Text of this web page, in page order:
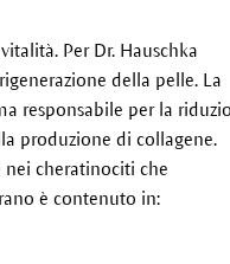
Per Dr. Hauschka
della pelle. La
responsabile per la
produzione di collagene.
cheratinociti che
è contenuto in: